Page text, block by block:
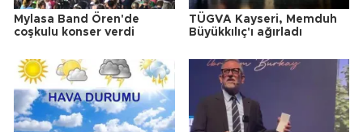
Mylasa Band Ören'de
coşkulu konser verdi
TÜGVA Kayseri, Memduh
Büyükkılıç'ı ağırladı